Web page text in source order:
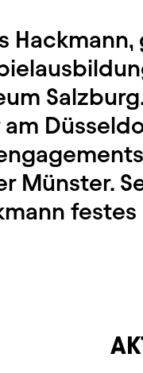
Münster.
festes